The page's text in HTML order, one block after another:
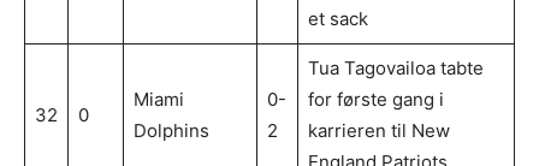
et sack
32 0
Miami
Dolphins
0-
2
Tua Tagovailoa tabte
for første gang i
karrieren til New